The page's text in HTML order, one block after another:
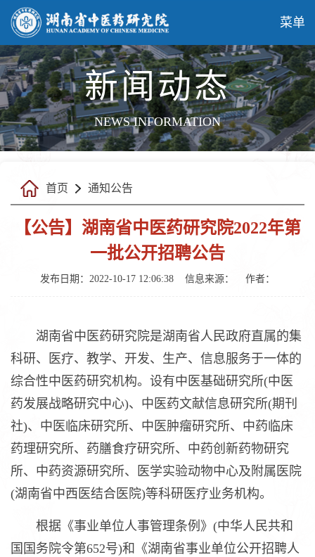
菜单
新闻动态
NEWS INFORMATION
首页 通知公告
【公告】湖南省中医药研究院2022年第
一批公开招聘公告
发布日期：2022-10-17 12:06:38 信息来源： 作者：
湖南省中医药研究院是湖南省人民政府直属的集
科研、医疗、教学、开发、生产、信息服务于一体的
综合性中医药研究机构。设有中医基础研究所(中医
药发展战略研究中心)、中医药文献信息研究所(期刊
社)、中医临床研究所、中医肿瘤研究所、中药临床
药理研究所、药膳食疗研究所、中药创新药物研究
所、中药资源研究所、医学实验动物中心及附属医院
(湖南省中西医结合医院)等科研医疗业务机构。
根据《事业单位人事管理条例》(中华人民共和
国国务院令第652号)和《湖南省事业单位公开招聘人